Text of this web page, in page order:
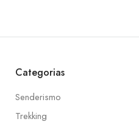
Categorias
Senderismo
Trekking